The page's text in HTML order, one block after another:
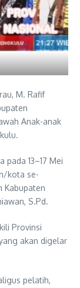
M. Rafif
Anak-anak
13–17 Mei
kota se-
Kabupaten
S.Pd.
Provinsi
akan digelar
pelatih,